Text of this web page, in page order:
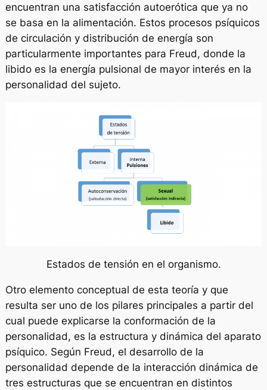
encuentran una satisfacción autoerótica que ya no
se basa en la alimentación. Estos procesos psíquicos
de circulación y distribución de energía son
particularmente importantes para Freud, donde la
libido es la energía pulsional de mayor interés en la
personalidad del sujeto.
Estados de tensión en el organismo.
Otro elemento conceptual de esta teoría y que
resulta ser uno de los pilares principales a partir del
cual puede explicarse la conformación de la
personalidad, es la estructura y dinámica del aparato
psíquico. Según Freud, el desarrollo de la
personalidad depende de la interacción dinámica de
tres estructuras que se encuentran en distintos